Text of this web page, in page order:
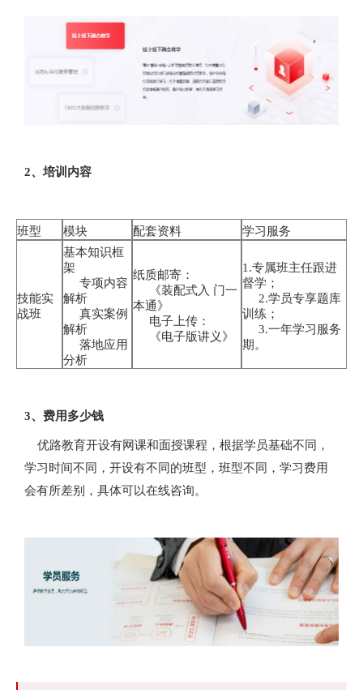
2、培训内容
班型 模块 配套资料 学习服务
技能实
战班
基本知识框
架
专项内容
解析
真实案例
解析
落地应用
分析
纸质邮寄：
《装配式入 门一
本通》
电子上传：
《电子版讲义》
1.专属班主任跟进
督学；
2.学员专享题库
训练；
3.一年学习服务
期。
3、费用多少钱
优路教育开设有网课和面授课程，根据学员基础不同，
学习时间不同，开设有不同的班型，班型不同，学习费用
会有所差别，具体可以在线咨询。